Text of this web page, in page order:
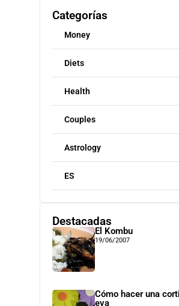
Categorías
Money
Diets
Health
Couples
Astrology
ES
Destacadas
El Kombu
19/06/2007
Cómo hacer una
eva